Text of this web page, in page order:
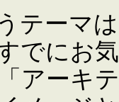
テーマ
でにお
アーキ